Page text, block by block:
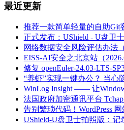
最近更新
推荐一款简单轻量的自助Git
正式发布：UShield - U盘卫
网络数据安全风险评估办法
EISS-AI安全之北京站（
修复 openEuler-24.03-LTS-
“养虾”实现一键办公？ 当心
WinLog Insight —— 让
法国政府加密通讯平台
告别繁琐代码！WordPress
UShield-U盘卫士拍照版：